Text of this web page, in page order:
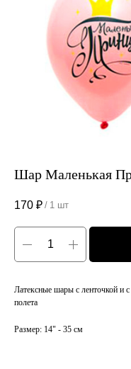
Шар Маленькая
170 ₽ / 1 шт
Латексные шары с ленточкой и
полета
Размер: 14" - 35 см